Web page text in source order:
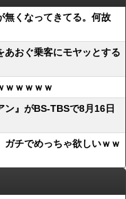
無くなってきてる。何故
あおぐ乗客にモヤッとする
ｗｗｗｗｗ
ン』がBS-TBSで8月16日
ガチでめっちゃ欲しいｗｗ